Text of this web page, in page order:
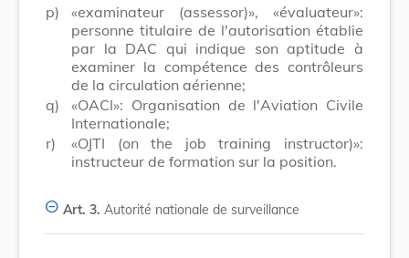
p)
«examinateur (assessor)», «évaluateur»:
personne titulaire de l'autorisation établie
par la DAC qui indique son aptitude à
examiner la compétence des contrôleurs
de la circulation aérienne;
q)
«OACI»: Organisation de l'Aviation Civile
Internationale;
r)
«OJTI (on the job training instructor)»:
instructeur de formation sur la position.
Art. 3. Autorité nationale de surveillance